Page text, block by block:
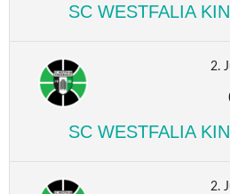
SC WESTFALIA
2.
SC WESTFALIA
2.